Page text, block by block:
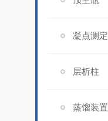
凝点测定
层析柱
蒸馏装置